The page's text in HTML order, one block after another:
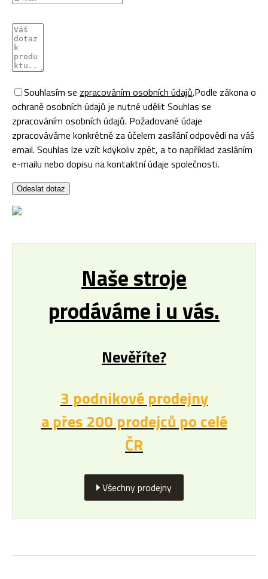
Souhlasím se zpracováním osobních údajů.Podle zákona o
ochraně osobních údajů je nutné udělit Souhlas se
zpracováním osobních údajů. Požadované údaje
zpracováváme konkrétně za účelem zasílání odpovědi na váš
email. Souhlas lze vzít kdykoliv zpět, a to například zasláním
e-mailu nebo dopisu na kontaktní údaje společnosti.
Odeslat dotaz
Naše stroje
prodáváme i u vás.
Nevěříte?
3 podnikové prodejny
a přes 200 prodejců po celé
ČR
Všechny prodejny